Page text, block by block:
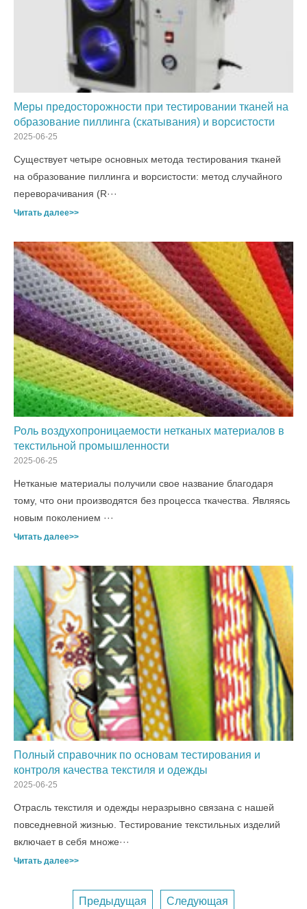
Меры предосторожности при тестировании тканей на
образование пиллинга (скатывания) и ворсистости
2025-06-25
Существует четыре основных метода тестирования тканей
на образование пиллинга и ворсистости: метод случайного
переворачивания (R···
Читать далее>>
Роль воздухопроницаемости нетканых материалов в
текстильной промышленности
2025-06-25
Нетканые материалы получили свое название благодаря
тому, что они производятся без процесса ткачества. Являясь
новым поколением ···
Читать далее>>
Полный справочник по основам тестирования и
контроля качества текстиля и одежды
2025-06-25
Отрасль текстиля и одежды неразрывно связана с нашей
повседневной жизнью. Тестирование текстильных изделий
включает в себя множе···
Читать далее>>
Предыдущая Следующая